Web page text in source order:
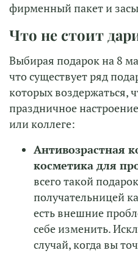
фирменный пакет и
Что не стоит
Выбирая подарок на 8
что существует ряд
которых воздержаться,
праздничное
или коллеге:
Антивозрастная
косметика для
всего такой
получательницей
есть внешние
себе изменить.
случай, когда вы